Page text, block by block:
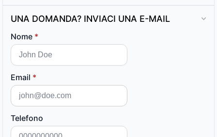
UNA DOMANDA? INVIACI UNA E-MAIL
Nome *
Email *
Telefono